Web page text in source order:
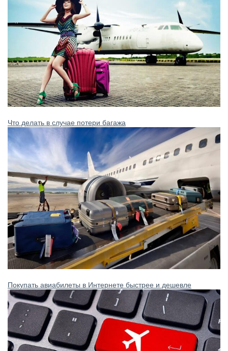
Что делать в случае потери багажа
Покупать авиабилеты в Интернете быстрее и дешевле